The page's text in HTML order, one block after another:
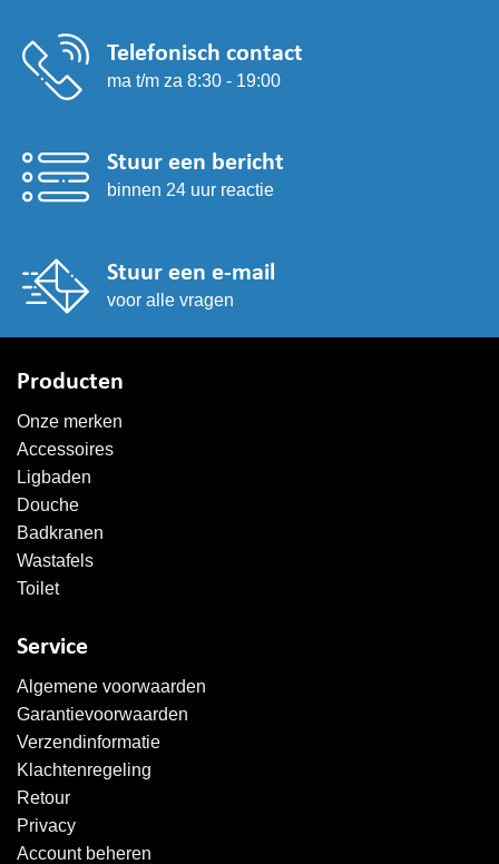
Telefonisch contact
ma t/m za 8:30 - 19:00
Stuur een bericht
binnen 24 uur reactie
Stuur een e-mail
voor alle vragen
Producten
Onze merken
Accessoires
Ligbaden
Douche
Badkranen
Wastafels
Toilet
Service
Algemene voorwaarden
Garantievoorwaarden
Verzendinformatie
Klachtenregeling
Retour
Privacy
Account beheren